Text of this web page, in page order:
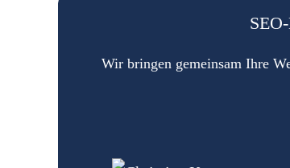
Wir bringen gemeinsam Ihre